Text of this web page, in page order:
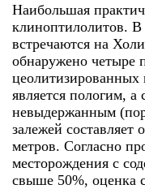
Наибольшая
клиноптилолитов.
встречаются на
обнаружено четыре
цеолитизированных
является пологим, а
невыдержанным
залежей составляет
метров. Согласно
месторождения с
свыше 50%, оценка